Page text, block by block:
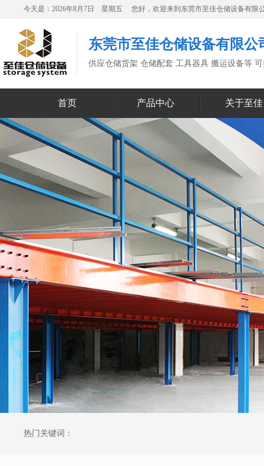
今天是：2026年8月7日 星期五 您好，欢迎来到东莞市至佳仓储设备有限
东莞市至佳仓储设备有限公
供应仓储货架 仓储配套 工具器具 搬运设备等
首页 产品中心 关于至佳
热门关键词：